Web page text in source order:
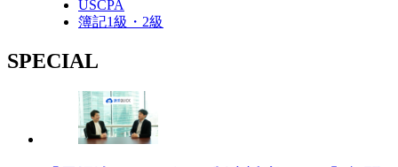
USCPA
簿記1級・2級
SPECIAL